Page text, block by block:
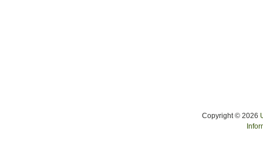
Copyright © 2026